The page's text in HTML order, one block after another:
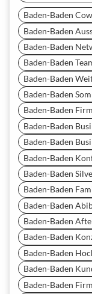
Baden-Baden
Baden-Baden
Baden-Baden
Baden-Baden
Baden-Baden
Baden-Baden
Baden-Baden
Baden-Baden
Baden-Baden
Baden-Baden
Baden-Baden
Baden-Baden
Baden-Baden
Baden-Baden
Baden-Baden
Baden-Baden
Baden-Baden
Baden-Baden